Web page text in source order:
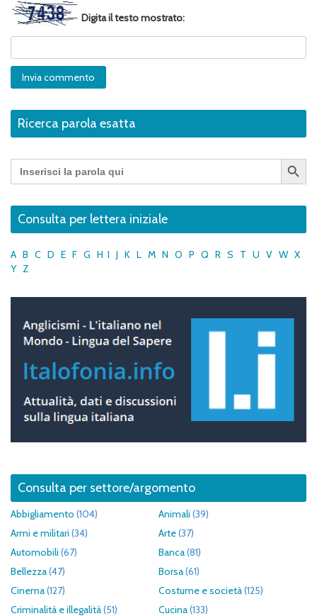
Digita il testo mostrato:
Ricerca parola esatta
Search
for:
Search Button
Consulta per lettera iniziale
A B C D E F G H I J K L M N O P Q R S T U V W X
Y Z
Consulta per settore/argomento
Abbigliamento (104) Animali (39)
Armi e militari (34) Arte(37)
Automobili (67) Banca(81)
Bellezza(47) Borsa(61)
Cinema(127) Costume e società(125)
Criminalità e illegalità(51) Cucina(133)